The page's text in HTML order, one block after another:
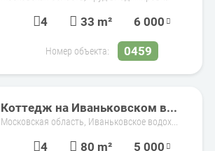
4 33 m² 6 000
Номер объекта: 0459
Коттедж на Иваньковском в...
Московская область, Иваньковское водох...
4 80 m² 5 000